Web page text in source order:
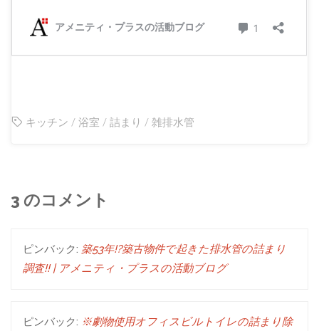
キッチン / 浴室 / 詰まり / 雑排水管
3 のコメント
ピンバック: 築53年!?築古物件で起きた排水管の詰まり
調査!! | アメニティ・プラスの活動ブログ
ピンバック: ※劇物使用オフィスビルトイレの詰まり除